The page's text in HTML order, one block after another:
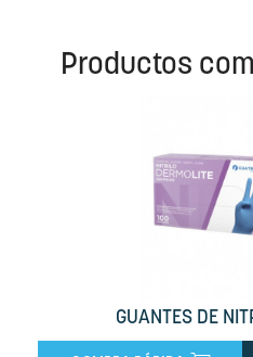
Productos
GUANTES DE